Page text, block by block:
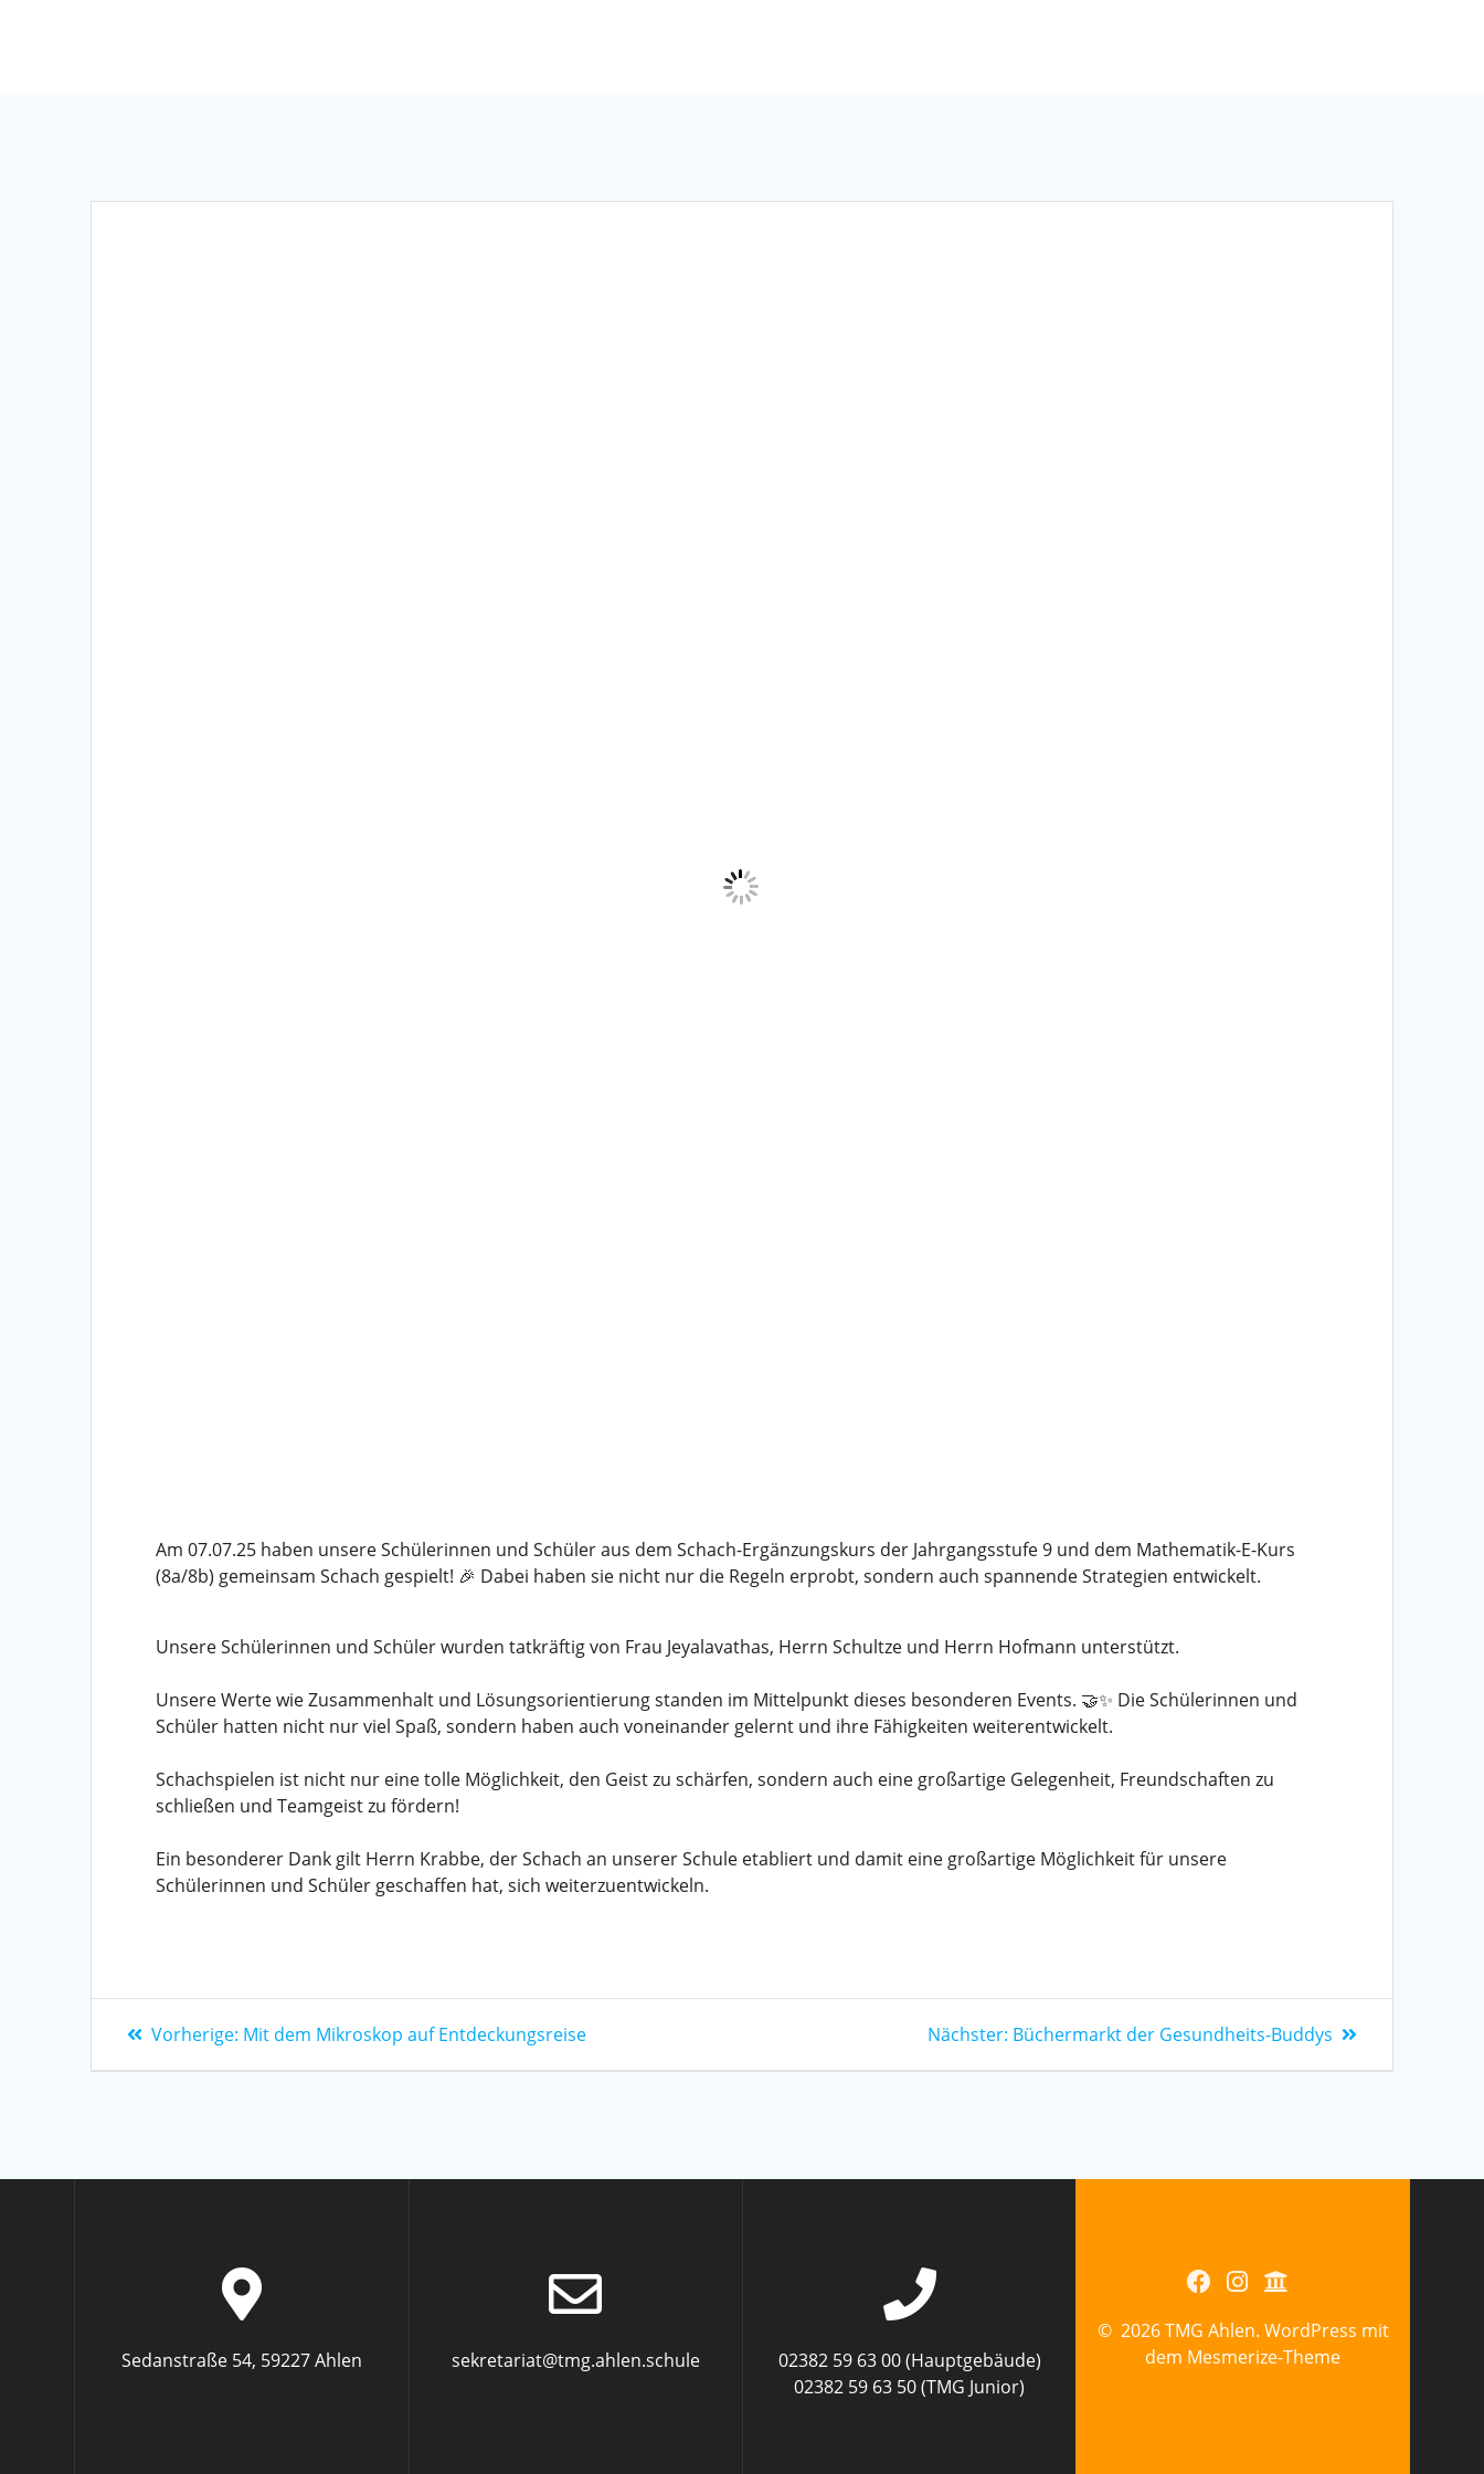
Am 07.07.25 haben unsere Schülerinnen und Schüler aus dem Schach-Ergänzungskurs der Jahrgangsstufe 9 und dem Mathematik-E-Kurs
(8a/8b) gemeinsam Schach gespielt! 🎉 Dabei haben sie nicht nur die Regeln erprobt, sondern auch spannende Strategien entwickelt.
Unsere Schülerinnen und Schüler wurden tatkräftig von Frau Jeyalavathas, Herrn Schultze und Herrn Hofmann unterstützt.
Unsere Werte wie Zusammenhalt und Lösungsorientierung standen im Mittelpunkt dieses besonderen Events. 🤝✨ Die Schülerinnen und
Schüler hatten nicht nur viel Spaß, sondern haben auch voneinander gelernt und ihre Fähigkeiten weiterentwickelt.
Schachspielen ist nicht nur eine tolle Möglichkeit, den Geist zu schärfen, sondern auch eine großartige Gelegenheit, Freundschaften zu
schließen und Teamgeist zu fördern!
Ein besonderer Dank gilt Herrn Krabbe, der Schach an unserer Schule etabliert und damit eine großartige Möglichkeit für unsere
Schülerinnen und Schüler geschaffen hat, sich weiterzuentwickeln.
Vorherige: Mit dem Mikroskop auf Entdeckungsreise Nächster: Büchermarkt der Gesundheits-Buddys
Sedanstraße 54, 59227 Ahlen sekretariat@tmg.ahlen.schule
02382 59 63 00 (Hauptgebäude)
02382 59 63 50 (TMG Junior)
© 2026 TMG Ahlen. WordPress mit
dem Mesmerize-Theme